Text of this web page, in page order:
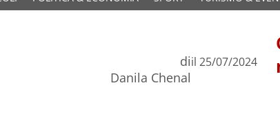
di
Danila Chenal
il 25/07/2024